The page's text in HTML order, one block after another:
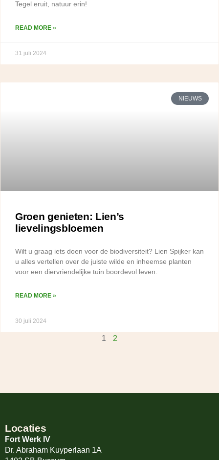
Tegel eruit, natuur erin!
READ MORE »
31 juli 2024
NIEUWS
Groen genieten: Lien’s
lievelingsbloemen
Wilt u graag iets doen voor de biodiversiteit? Lien Spijker kan
u alles vertellen over de juiste wilde en inheemse planten
voor een diervriendelijke tuin boordevol leven.
READ MORE »
30 juli 2024
1 2
Locaties
Fort Werk IV
Dr. Abraham Kuyperlaan 1A